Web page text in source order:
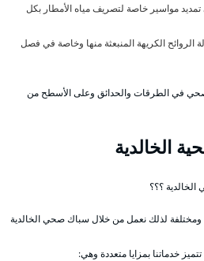
مواسير خاصة لتصريف مياه الأمطار بكل
الروائح الكريهة المنبعثة منها وخاصة في فصل
في الطرقات والحدائق وعلى الأسطح من
الخالدية
؟؟؟
لذلك نعمل من خلال سباك صحي الخالدية
خدماتنا بمزايا متعددة وهي: